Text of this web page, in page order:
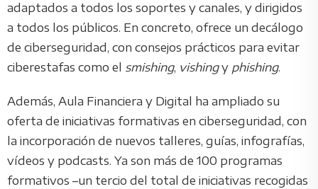
adaptados a todos los soportes y canales, y dirigidos
a todos los públicos. En concreto, ofrece un decálogo
de ciberseguridad, con consejos prácticos para evitar
ciberestafas como el smishing, vishingy phishing.
Además, Aula Financiera y Digital ha ampliado su
oferta de iniciativas formativas en ciberseguridad, con
la incorporación de nuevos talleres, guías, infografías,
vídeos y podcasts. Ya son más de 100 programas
formativos –un tercio del total de iniciativas recogidas